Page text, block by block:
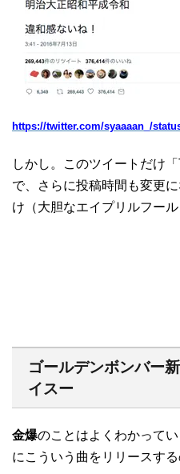
https://twitter.com/syaaaan_/
しかし。このツイートだけ
で、さらに投稿時間も変更
け（大胆なエイプリルフー
ゴールデンボンバー
イスー
金爆のことはよくわかって
にこういう曲をリリースす